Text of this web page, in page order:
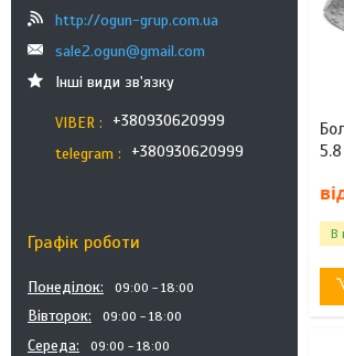
http://ogun-grup.com.ua
sale2.ogun@gmail.com
Інші види зв'язку
VIBER
+380930620999
telegram
+380930620999
Графік роботи
Понеділок 09:00 18:00
Вівторок 09:00 18:00
Середа 09:00 18:00
5.8
В